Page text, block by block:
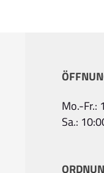
Mo.-Fr.:
Sa.: